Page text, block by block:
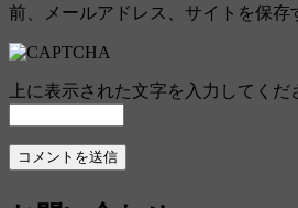
前、メールアドレス、サイトを保存
上に表示された文字を入力してくだ